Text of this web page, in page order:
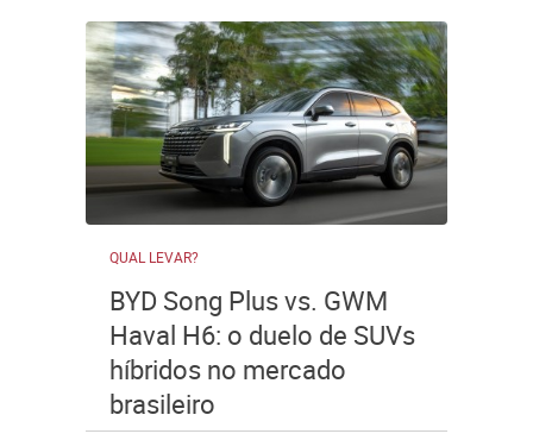
QUAL LEVAR?
BYD Song Plus vs. GWM
Haval H6: o duelo de SUVs
híbridos no mercado
brasileiro